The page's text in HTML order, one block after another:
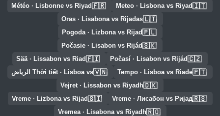
🇮🇹
Meteo · Lisbona vs Riyad
🇫🇷
Météo · Lisbonne vs Riyad
🇱🇹
Oras · Lisabona vs Rijadas
🇵🇱
Pogoda · Lizbona vs Rijad
🇸🇰
Počasie · Lisabon vs Rijád
🇨🇿
Počasí · Lisabon vs Rijád
🇫🇮
Sää · Lissabon vs Riad
🇵🇹
Tempo · Lisboa vs Riade
🇻🇳Thời tiết · Lisboa vs الرياض
🇩🇰
Vejret · Lissabon vs Riyadh
🇷🇸
Vreme · Лисабон vs Ријад
🇸🇮
Vreme · Lizbona vs Rijad
🇷🇴
Vremea · Lisabona vs Riyadh